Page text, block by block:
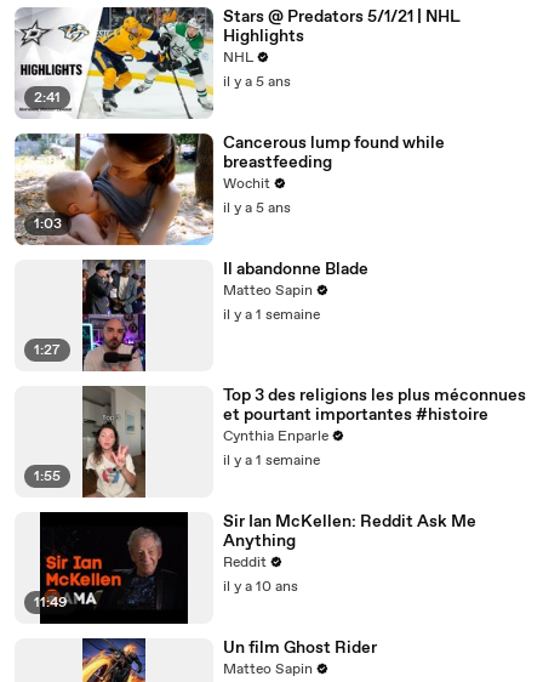
2:41
Stars @ Predators 5/1/21 | NHL
Highlights
NHL
il y a 5 ans
1:03
Cancerous lump found while
breastfeeding
Wochit
il y a 5 ans
1:27
Il abandonne Blade
Matteo Sapin
il y a 1 semaine
1:55
Top 3 des religions les plus méconnues
et pourtant importantes #histoire
Cynthia Enparle
il y a 1 semaine
11:49
Sir Ian McKellen: Reddit Ask Me
Anything
Reddit
il y a 10 ans
Un film Ghost Rider
Matteo Sapin